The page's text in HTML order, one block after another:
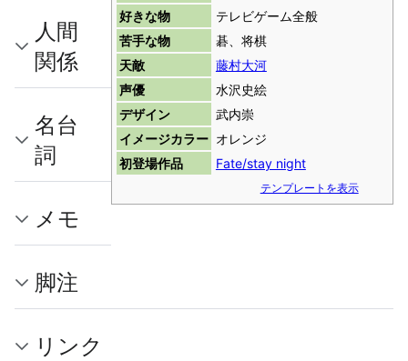
好きな物
テレビゲーム全般
苦手な物
碁、将棋
天敵
藤村大河
声優
水沢史絵
デザイン
武内崇
イメージカラー オレンジ
初登場作品
Fate/stay night
テンプレートを表示
人間
関係
名台
詞
メモ
脚注
リンク